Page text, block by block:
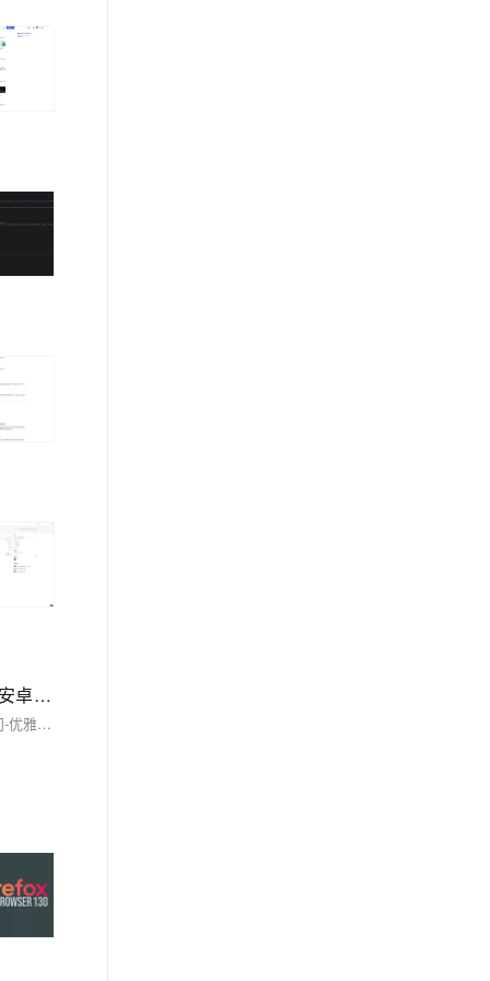
【03】建立隐私关于等相关页面和内容-vue+vite开发实战-做一个非常漂亮的APP下载落地页-支持PC和H5自适应提供安卓苹果鸿蒙下载和网页端访问-优雅草卓伊凡
【03】建立隐私关于等相关页面和内容-vue+vite开发实战-做一个非常漂亮的APP下载落地页-支持PC和H5自适应提供安卓苹果鸿蒙下载和网页端访问-优雅草卓伊凡